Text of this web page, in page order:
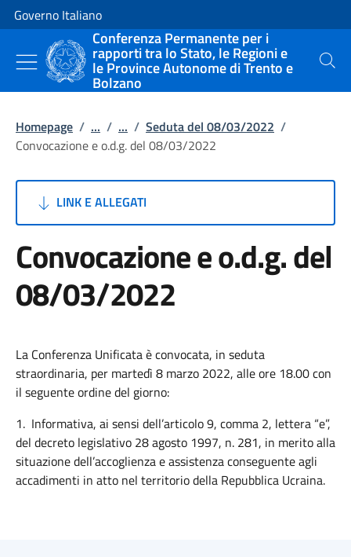
Vai al contenuto
Vai alla navigazione del sito
Governo Italiano
Conferenza Permanente per i
rapporti tra lo Stato, le Regioni e
le Province Autonome di Trento e
Bolzano
Cerca
Homepage / ... / ... / Seduta del 08/03/2022 /
Convocazione e o.d.g. del 08/03/2022
LINK E ALLEGATI
Convocazione e o.d.g. del
08/03/2022
La Conferenza Unificata è convocata, in seduta
straordinaria, per martedì 8 marzo 2022, alle ore 18.00 con
il seguente ordine del giorno:
1. Informativa, ai sensi dell’articolo 9, comma 2, lettera “e”,
del decreto legislativo 28 agosto 1997, n. 281, in merito alla
situazione dell’accoglienza e assistenza conseguente agli
accadimenti in atto nel territorio della Repubblica Ucraina.